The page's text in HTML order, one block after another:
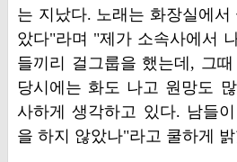
는 지났다. 노래는 화장실에
았다"라며 "제가 소속사에서
들끼리 걸그룹을 했는데, 그
당시에는 화도 나고 원망도
사하게 생각하고 있다. 남들
을 하지 않았나"라고 쿨하게